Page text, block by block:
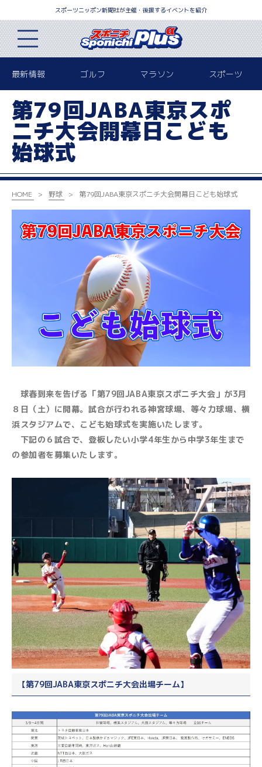
スポーツニッポン新聞社が主催・後援するイベントを紹介
最新情報 ゴルフ マラソン スポーツ
第79回JABA東京スポ
ニチ大会開幕日こども
始球式
HOME 野球 第79回JABA東京スポニチ大会開幕日こども始球式
球春到来を告げる「第79回JABA東京スポニチ大会」が3月
８日（土）に開幕。試合が行われる神宮球場、等々力球場、横
浜スタジアムで、こども始球式を実施いたします。
下記の６試合で、登板したい小学4年生から中学3年生まで
の参加者を募集いたします。
【第79回JABA東京スポニチ大会出場チーム】